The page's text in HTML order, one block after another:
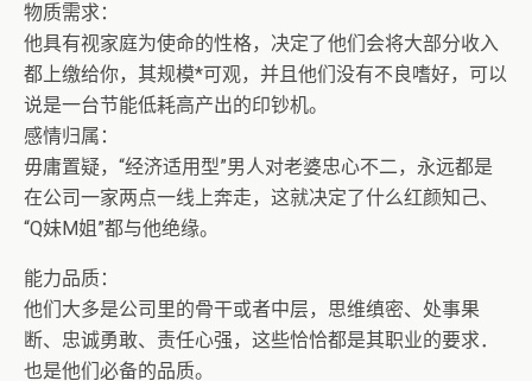
物质需求：
他具有视家庭为使命的性格，决定了他们会将大部分收入
都上缴给你，其规模*可观，并且他们没有不良嗜好，可以
说是一台节能低耗高产出的印钞机。
感情归属：
毋庸置疑，“经济适用型”男人对老婆忠心不二，永远都是
在公司一家两点一线上奔走，这就决定了什么红颜知己、
“Q妹M姐”都与他绝缘。
能力品质：
他们大多是公司里的骨干或者中层，思维缜密、处事果
断、忠诚勇敢、责任心强，这些恰恰都是其职业的要求．
也是他们必备的品质。